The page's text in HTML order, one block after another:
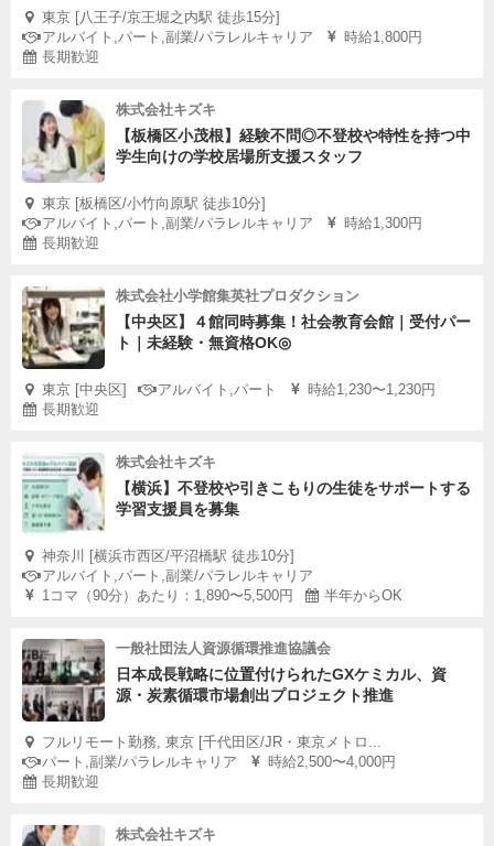
東京 [八王子/京王堀之内駅 徒歩15分]
アルバイト,パート,副業/パラレルキャリア
時給1,800円
長期歓迎
株式会社キズキ
【板橋区小茂根】経験不問◎不登校や特性を持つ中
学生向けの学校居場所支援スタッフ
東京 [板橋区/小竹向原駅 徒歩10分]
アルバイト,パート,副業/パラレルキャリア
時給1,300円
長期歓迎
株式会社小学館集英社プロダクション
【中央区】４館同時募集！社会教育会館｜受付パー
ト｜未経験・無資格OK◎
東京 [中央区] アルバイト,パート
時給1,230〜1,230円
長期歓迎
株式会社キズキ
【横浜】不登校や引きこもりの生徒をサポートする
学習支援員を募集
神奈川 [横浜市西区/平沼橋駅 徒歩10分]
アルバイト,パート,副業/パラレルキャリア
1コマ（90分）あたり：1,890〜5,500円
半年からOK
一般社団法人資源循環推進協議会
日本成長戦略に位置付けられたGXケミカル、資
源・炭素循環市場創出プロジェクト推進
フルリモート勤務, 東京 [千代田区/JR・東京メトロ...
パート,副業/パラレルキャリア
時給2,500〜4,000円
長期歓迎
株式会社キズキ